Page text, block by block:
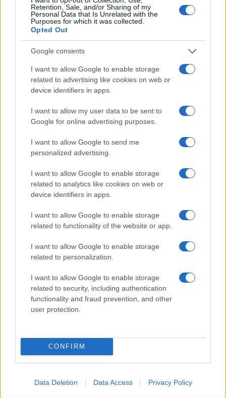
Retention, Sale, and/or Sharing of my
Personal Data that Is Unrelated with the
Purposes for which it was collected.
Opted Out
Google consents
I want to allow Google to enable storage
related to advertising like cookies on web or
device identifiers in apps.
I want to allow my user data to be sent to
Google for online advertising purposes.
I want to allow Google to send me
personalized advertising.
I want to allow Google to enable storage
related to analytics like cookies on web or
device identifiers in apps.
I want to allow Google to enable storage
related to functionality of the website or app.
I want to allow Google to enable storage
related to personalization.
I want to allow Google to enable storage
related to security, including authentication
functionality and fraud prevention, and other
user protection.
CONFIRM
Data Deletion Data Access Privacy Policy
Egy különleges családi járattal 140 új
alijázó érkezett Izraelbe
Aviv szurkolóit Miskolcon